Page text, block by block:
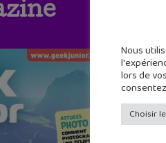
Nous
lors de
Choisir